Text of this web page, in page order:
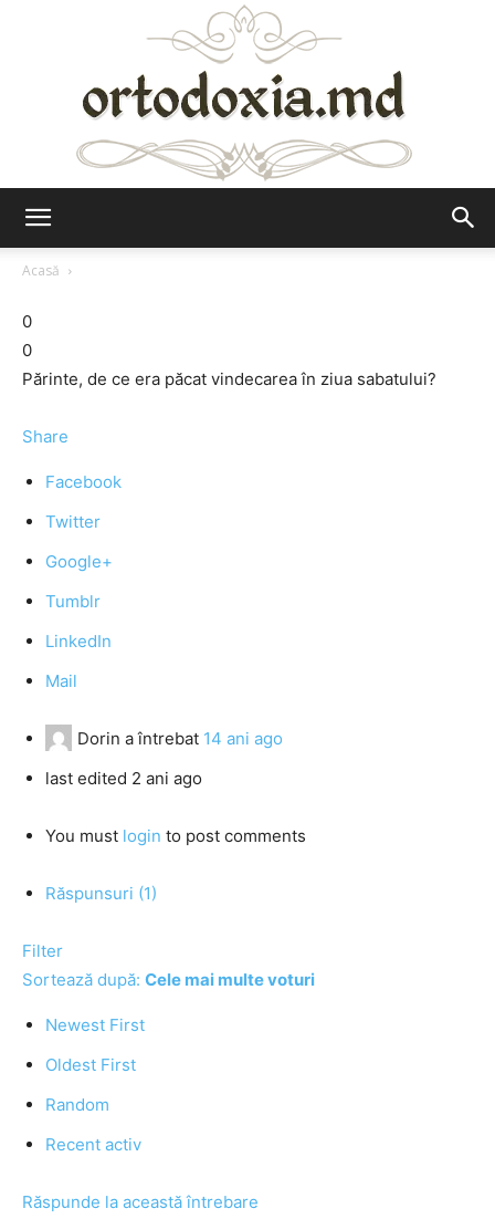
Acasă
0
0
Părinte, de ce era păcat vindecarea în ziua sabatului?
Share
Facebook
Twitter
Google+
Tumblr
LinkedIn
Mail
Dorin a întrebat 14 ani ago
last edited 2 ani ago
You must login to post comments
Răspunsuri (1)
Filter
Sortează după: Cele mai multe voturi
Newest First
Oldest First
Random
Recent activ
Răspunde la această întrebare